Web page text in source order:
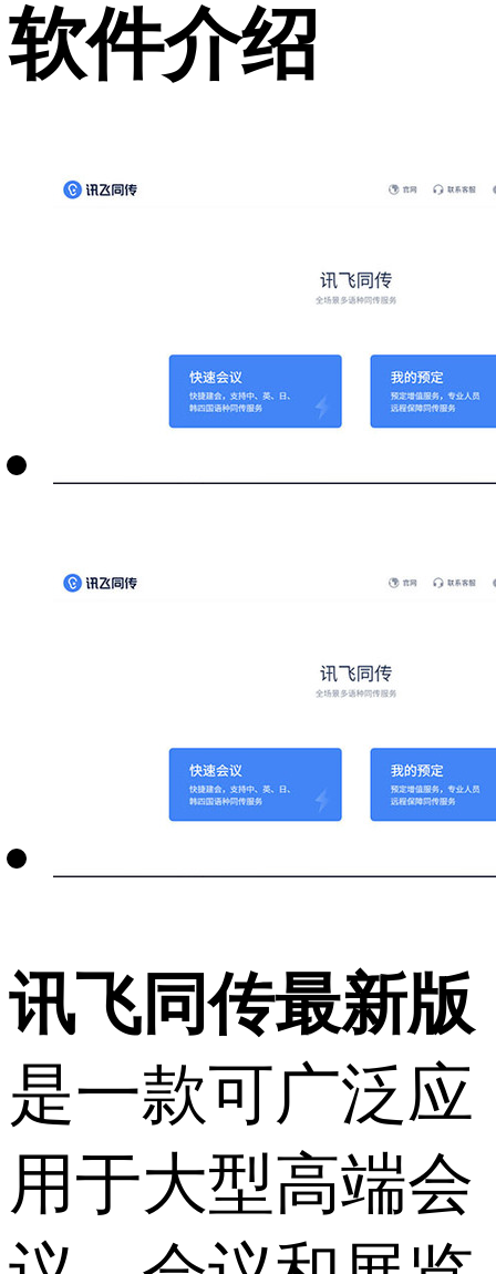
软件介绍
讯飞同传最新版
是一款可广泛应
用于大型高端会